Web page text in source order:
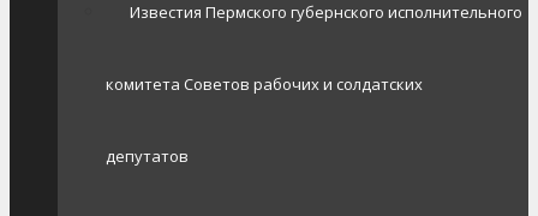
Известия Пермского губернского исполнительного
комитета Советов рабочих и солдатских
депутатов